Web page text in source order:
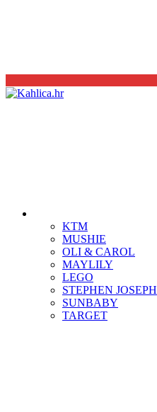
KTM
MUSHIE
OLI & CAROL
MAYLILY
LEGO
STEPHEN JOSEPH
SUNBABY
TARGET